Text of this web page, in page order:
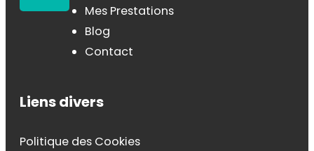
Mes Prestations
Blog
Contact
Liens divers
Politique des Cookies